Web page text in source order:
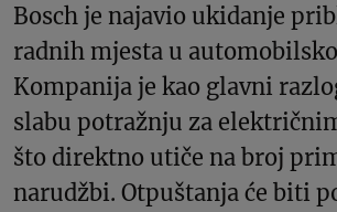
Bosch je najavio ukidanje
radnih mjesta u
Kompanija je kao glavni
slabu potražnju za
što direktno utiče na broj
narudžbi. Otpuštanja će biti